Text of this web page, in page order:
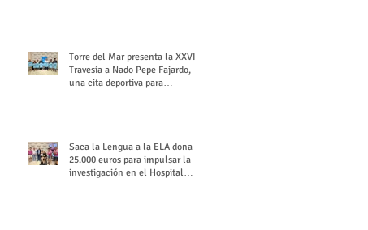
Torre del Mar presenta la XXVI
Travesía a Nado Pepe Fajardo,
una cita deportiva para
Saca la Lengua a la ELA dona
25.000 euros para impulsar la
investigación en el Hospital